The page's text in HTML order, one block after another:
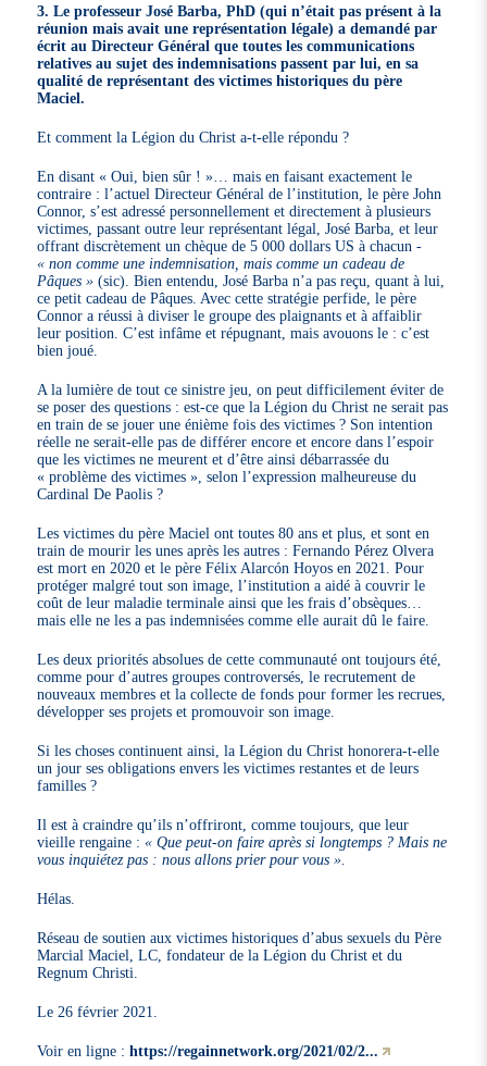
3. Le professeur José Barba, PhD (qui n’était pas présent à la
réunion mais avait une représentation légale) a demandé par
écrit au Directeur Général que toutes les communications
relatives au sujet des indemnisations passent par lui, en sa
qualité de représentant des victimes historiques du père
Maciel.
Et comment la Légion du Christ a-t-elle répondu ?
En disant « Oui, bien sûr ! »… mais en faisant exactement le
contraire : l’actuel Directeur Général de l’institution, le père John
Connor, s’est adressé personnellement et directement à plusieurs
victimes, passant outre leur représentant légal, José Barba, et leur
offrant discrètement un chèque de 5 000 dollars US à chacun -
« non comme une indemnisation, mais comme un cadeau de
Pâques » (sic). Bien entendu, José Barba n’a pas reçu, quant à lui,
ce petit cadeau de Pâques. Avec cette stratégie perfide, le père
Connor a réussi à diviser le groupe des plaignants et à affaiblir
leur position. C’est infâme et répugnant, mais avouons le : c’est
bien joué.
A la lumière de tout ce sinistre jeu, on peut difficilement éviter de
se poser des questions : est-ce que la Légion du Christ ne serait pas
en train de se jouer une énième fois des victimes ? Son intention
réelle ne serait-elle pas de différer encore et encore dans l’espoir
que les victimes ne meurent et d’être ainsi débarrassée du
« problème des victimes », selon l’expression malheureuse du
Cardinal De Paolis ?
Les victimes du père Maciel ont toutes 80 ans et plus, et sont en
train de mourir les unes après les autres : Fernando Pérez Olvera
est mort en 2020 et le père Félix Alarcón Hoyos en 2021. Pour
protéger malgré tout son image, l’institution a aidé à couvrir le
coût de leur maladie terminale ainsi que les frais d’obsèques…
mais elle ne les a pas indemnisées comme elle aurait dû le faire.
Les deux priorités absolues de cette communauté ont toujours été,
comme pour d’autres groupes controversés, le recrutement de
nouveaux membres et la collecte de fonds pour former les recrues,
développer ses projets et promouvoir son image.
Si les choses continuent ainsi, la Légion du Christ honorera-t-elle
un jour ses obligations envers les victimes restantes et de leurs
familles ?
Il est à craindre qu’ils n’offriront, comme toujours, que leur
vieille rengaine :« Que peut-on faire après si longtemps ? Mais ne
vous inquiétez pas : nous allons prier pour vous ».
Hélas.
Réseau de soutien aux victimes historiques d’abus sexuels du Père
Marcial Maciel, LC, fondateur de la Légion du Christ et du
Regnum Christi.
Le 26 février 2021.
Voir en ligne :https://regainnetwork.org/2021/02/2...